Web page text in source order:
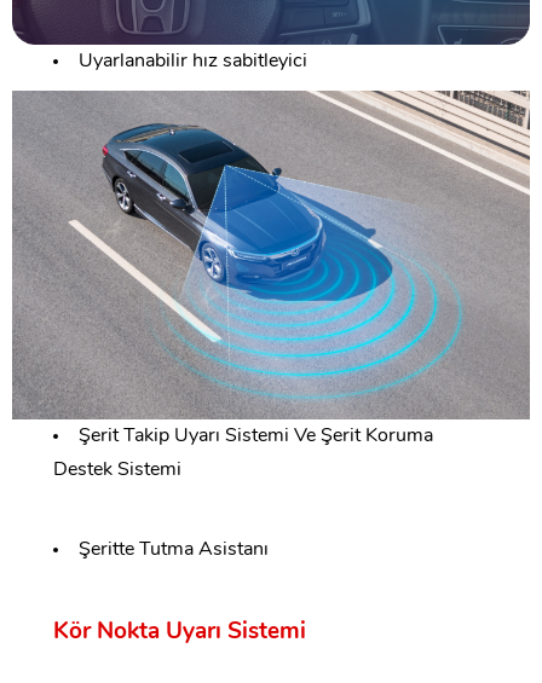
Uyarlanabilir hız sabitleyici
Şerit Takip Uyarı Sistemi Ve Şerit Koruma
Destek Sistemi
Şeritte Tutma Asistanı
Kör Nokta Uyarı Sistemi